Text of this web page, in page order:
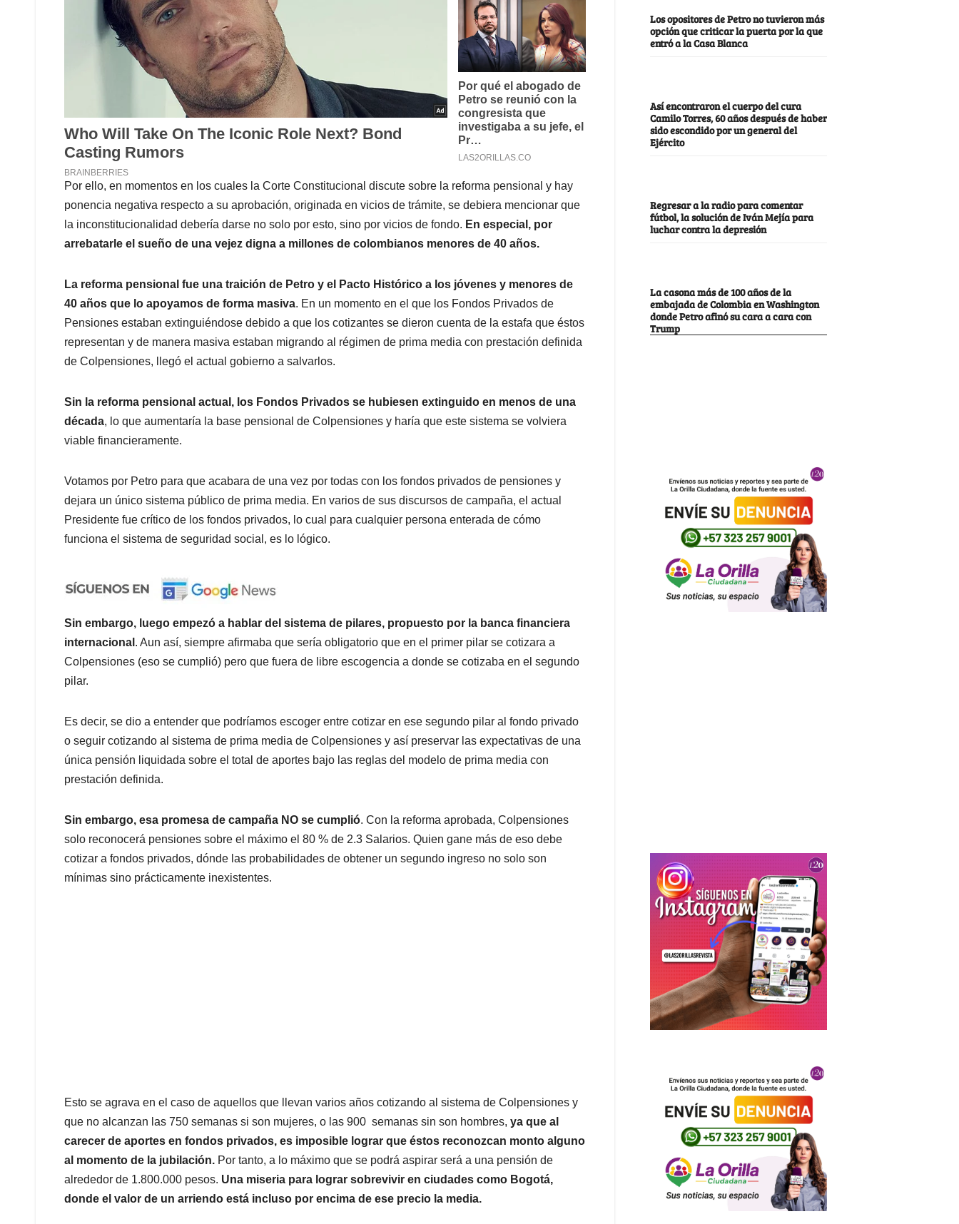
Por ello, en momentos en los cuales la Corte Constitucional discute sobre la reforma pensional y hay
ponencia negativa respecto a su aprobación, originada en vicios de trámite, se debiera mencionar que
la inconstitucionalidad debería darse no solo por esto, sino por vicios de fondo. En especial, por
arrebatarle el sueño de una vejez digna a millones de colombianos menores de 40 años.
La reforma pensional fue una traición de Petro y el Pacto Histórico a los jóvenes y menores de
40 años que lo apoyamos de forma masiva. En un momento en el que los Fondos Privados de
Pensiones estaban extinguiéndose debido a que los cotizantes se dieron cuenta de la estafa que éstos
representan y de manera masiva estaban migrando al régimen de prima media con prestación definida
de Colpensiones, llegó el actual gobierno a salvarlos.
Sin la reforma pensional actual, los Fondos Privados se hubiesen extinguido en menos de una
década, lo que aumentaría la base pensional de Colpensiones y haría que este sistema se volviera
viable financieramente.
Votamos por Petro para que acabara de una vez por todas con los fondos privados de pensiones y
dejara un único sistema público de prima media. En varios de sus discursos de campaña, el actual
Presidente fue crítico de los fondos privados, lo cual para cualquier persona enterada de cómo
funciona el sistema de seguridad social, es lo lógico.
Sin embargo, luego empezó a hablar del sistema de pilares, propuesto por la banca financiera
internacional . Aun así, siempre afirmaba que sería obligatorio que en el primer pilar se cotizara a
Colpensiones (eso se cumplió) pero que fuera de libre escogencia a donde se cotizaba en el segundo
pilar.
Es decir, se dio a entender que podríamos escoger entre cotizar en ese segundo pilar al fondo privado
o seguir cotizando al sistema de prima media de Colpensiones y así preservar las expectativas de una
única pensión liquidada sobre el total de aportes bajo las reglas del modelo de prima media con
prestación definida.
Sin embargo, esa promesa de campaña NO se cumplió. Con la reforma aprobada, Colpensiones
solo reconocerá pensiones sobre el máximo el 80 % de 2.3 Salarios. Quien gane más de eso debe
cotizar a fondos privados, dónde las probabilidades de obtener un segundo ingreso no solo son
mínimas sino prácticamente inexistentes.
Esto se agrava en el caso de aquellos que llevan varios años cotizando al sistema de Colpensiones y
que no alcanzan las 750 semanas si son mujeres, o las 900 semanas sin son hombres, ya que al
carecer de aportes en fondos privados, es imposible lograr que éstos reconozcan monto alguno
al momento de la jubilación. Por tanto, a lo máximo que se podrá aspirar será a una pensión de
alrededor de 1.800.000 pesos. Una miseria para lograr sobrevivir en ciudades como Bogotá,
donde el valor de un arriendo está incluso por encima de ese precio la media.
Los opositores de Petro no tuvieron más
opción que criticar la puerta por la que
entró a la Casa Blanca
Así encontraron el cuerpo del cura
Camilo Torres, 60 años después de haber
sido escondido por un general del
Ejército
Regresar a la radio para comentar
fútbol, la solución de Iván Mejía para
luchar contra la depresión
La casona más de 100 años de la
embajada de Colombia en Washington
donde Petro afinó su cara a cara con
Trump